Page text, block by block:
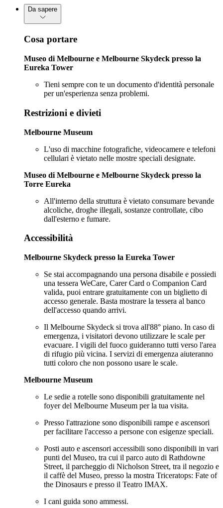
Da sapere
Cosa portare
Museo di Melbourne e Melbourne Skydeck presso la
Eureka Tower
Tieni sempre con te un documento d'identità personale
per un'esperienza senza problemi.
Restrizioni e divieti
Melbourne Museum
L'uso di macchine fotografiche, videocamere e telefoni
cellulari è vietato nelle mostre speciali designate.
Museo di Melbourne e Melbourne Skydeck presso la
Torre Eureka
All'interno della struttura è vietato consumare bevande
alcoliche, droghe illegali, sostanze controllate, cibo
dall'esterno e fumare.
Accessibilità
Melbourne Skydeck presso la Eureka Tower
Se stai accompagnando una persona disabile e possiedi
una tessera WeCare, Carer Card o Companion Card
valida, puoi entrare gratuitamente con un biglietto di
accesso generale. Basta mostrare la tessera al banco
dell'accesso quando arrivi.
Il Melbourne Skydeck si trova all'88° piano. In caso di
emergenza, i visitatori devono utilizzare le scale per
evacuare. I vigili del fuoco guideranno tutti verso l'area
di rifugio più vicina. I servizi di emergenza aiuteranno
tutti coloro che non possono usare le scale.
Melbourne Museum
Le sedie a rotelle sono disponibili gratuitamente nel
foyer del Melbourne Museum per la tua visita.
Presso l'attrazione sono disponibili rampe e ascensori
per facilitare l'accesso a persone con esigenze speciali.
Posti auto e ascensori accessibili sono disponibili in vari
punti del Museo, tra cui il parco auto di Rathdowne
Street, il parcheggio di Nicholson Street, tra il negozio e
il caffè del Museo, presso la mostra Triceratops: Fate of
the Dinosaurs e presso il Teatro IMAX.
I cani guida sono ammessi.